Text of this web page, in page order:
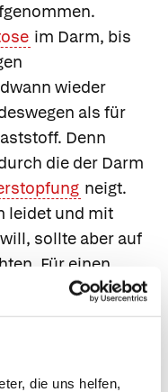
die uns helfen,
im Darm, bis
wieder
als für
Denn
die der Darm
neigt.
leidet und mit
sollte aber auf
Für einen
pro Tag
zu decken